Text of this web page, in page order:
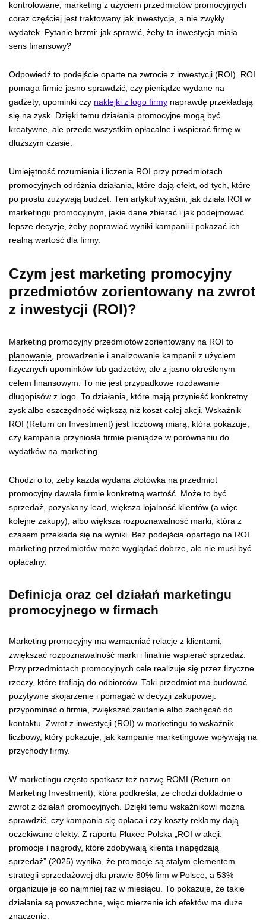
kontrolowane, marketing z użyciem przedmiotów promocyjnych
coraz częściej jest traktowany jak inwestycja, a nie zwykły
wydatek. Pytanie brzmi: jak sprawić, żeby ta inwestycja miała
sens finansowy?
Odpowiedź to podejście oparte na zwrocie z inwestycji (ROI). ROI
pomaga firmie jasno sprawdzić, czy pieniądze wydane na
gadżety, upominki czy naklejki z logo firmy naprawdę przekładają
się na zysk. Dzięki temu działania promocyjne mogą być
kreatywne, ale przede wszystkim opłacalne i wspierać firmę w
dłuższym czasie.
Umiejętność rozumienia i liczenia ROI przy przedmiotach
promocyjnych odróżnia działania, które dają efekt, od tych, które
po prostu zużywają budżet. Ten artykuł wyjaśni, jak działa ROI w
marketingu promocyjnym, jakie dane zbierać i jak podejmować
lepsze decyzje, żeby poprawiać wyniki kampanii i pokazać ich
realną wartość dla firmy.
Czym jest marketing promocyjny
przedmiotów zorientowany na zwrot
z inwestycji (ROI)?
Marketing promocyjny przedmiotów zorientowany na ROI to
planowanie, prowadzenie i analizowanie kampanii z użyciem
fizycznych upominków lub gadżetów, ale z jasno określonym
celem finansowym. To nie jest przypadkowe rozdawanie
długopisów z logo. To działania, które mają przynieść konkretny
zysk albo oszczędność większą niż koszt całej akcji. Wskaźnik
ROI (Return on Investment) jest liczbową miarą, która pokazuje,
czy kampania przyniosła firmie pieniądze w porównaniu do
wydatków na marketing.
Chodzi o to, żeby każda wydana złotówka na przedmiot
promocyjny dawała firmie konkretną wartość. Może to być
sprzedaż, pozyskany lead, większa lojalność klientów (a więc
kolejne zakupy), albo większa rozpoznawalność marki, która z
czasem przekłada się na wyniki. Bez podejścia opartego na ROI
marketing przedmiotów może wyglądać dobrze, ale nie musi być
opłacalny.
Definicja oraz cel działań marketingu
promocyjnego w firmach
Marketing promocyjny ma wzmacniać relacje z klientami,
zwiększać rozpoznawalność marki i finalnie wspierać sprzedaż.
Przy przedmiotach promocyjnych cele realizuje się przez fizyczne
rzeczy, które trafiają do odbiorców. Taki przedmiot ma budować
pozytywne skojarzenie i pomagać w decyzji zakupowej:
przypominać o firmie, zwiększać zaufanie albo zachęcać do
kontaktu. Zwrot z inwestycji (ROI) w marketingu to wskaźnik
liczbowy, który pokazuje, jak kampanie marketingowe wpływają na
przychody firmy.
W marketingu często spotkasz też nazwę ROMI (Return on
Marketing Investment), która podkreśla, że chodzi dokładnie o
zwrot z działań promocyjnych. Dzięki temu wskaźnikowi można
sprawdzić, czy kampania się opłaca i czy koszty reklamy dają
oczekiwane efekty. Z raportu Pluxee Polska „ROI w akcji:
promocje i nagrody, które zdobywają klienta i napędzają
sprzedaż” (2025) wynika, że promocje są stałym elementem
strategii sprzedażowej dla prawie 80% firm w Polsce, a 53%
organizuje je co najmniej raz w miesiącu. To pokazuje, że takie
działania są powszechne, więc mierzenie ich efektów ma duże
znaczenie.